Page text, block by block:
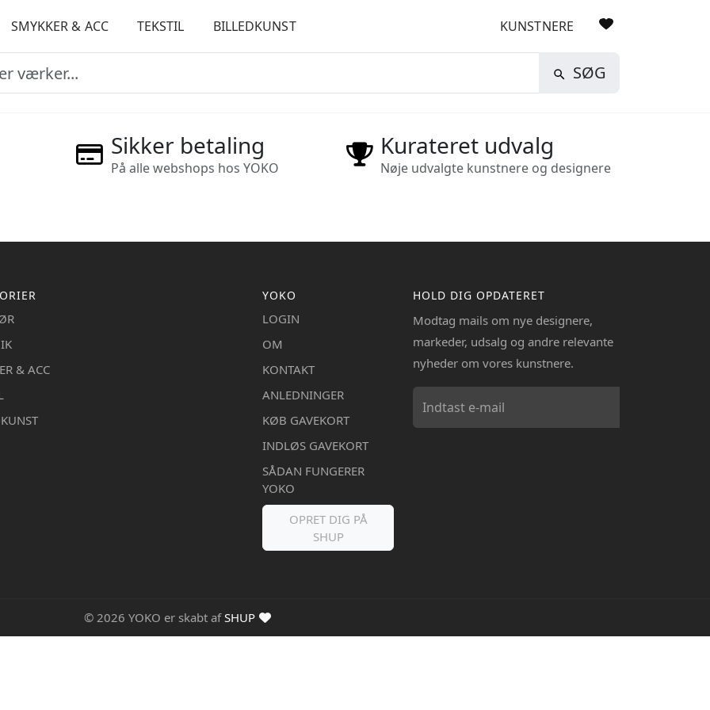
SMYKKER & ACC TEKSTIL BILLEDKUNST KUNSTNERE
SØG
Sikker betaling
På alle webshops hos YOKO
Kurateret udvalg
Nøje udvalgte kunstnere og designere
& ACC
YOKO
LOGIN
OM
KONTAKT
ANLEDNINGER
KØB GAVEKORT
INDLØS GAVEKORT
SÅDAN FUNGERER
YOKO
OPRET DIG PÅ
SHUP
HOLD DIG OPDATERET
Modtag mails om nye designere,
markeder, udsalg og andre relevante
nyheder om vores kunstnere.
© 2026 YOKO er skabt afSHUP